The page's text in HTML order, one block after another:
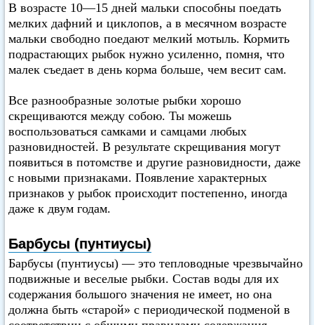
В возрасте 10—15 дней мальки способны поедать
мелких дафний и циклопов, а в месячном возрасте
мальки свободно поедают мелкий мотыль. Кормить
подрастающих рыбок нужно усиленно, помня, что
малек съедает в день корма больше, чем весит сам.
Все разнообразные золотые рыбки хорошо
скрещиваются между собою. Ты можешь
воспользоваться самками и самцами любых
разновидностей. В результате скрещивания могут
появиться в потомстве и другие разновидности, даже
с новыми признаками. Появление характерных
признаков у рыбок происходит постепенно, иногда
даже к двум годам.
Барбусы (пунтиусы)
Барбусы (пунтиусы) — это тепловодные чрезвычайно
подвижные и веселые рыбки. Состав воды для их
содержания большого значения не имеет, но она
должна быть «старой» с периодической подменой в